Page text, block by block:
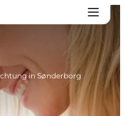
in Sønderborg